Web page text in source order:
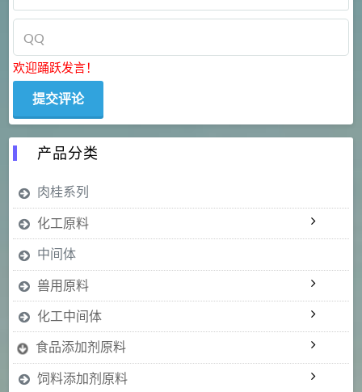
欢迎踊跃发言！
产品分类
肉桂系列
化工原料
中间体
兽用原料
化工中间体
食品添加剂原料
饲料添加剂原料